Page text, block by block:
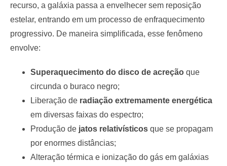
recurso, a galáxia passa a envelhecer sem reposição
estelar, entrando em um processo de enfraquecimento
progressivo. De maneira simplificada, esse fenômeno
envolve:
Superaquecimento do disco de acreção que
circunda o buraco negro;
Liberação de radiação extremamente energética
em diversas faixas do espectro;
Produção de jatos relativísticos que se propagam
por enormes distâncias;
Alteração térmica e ionização do gás em galáxias